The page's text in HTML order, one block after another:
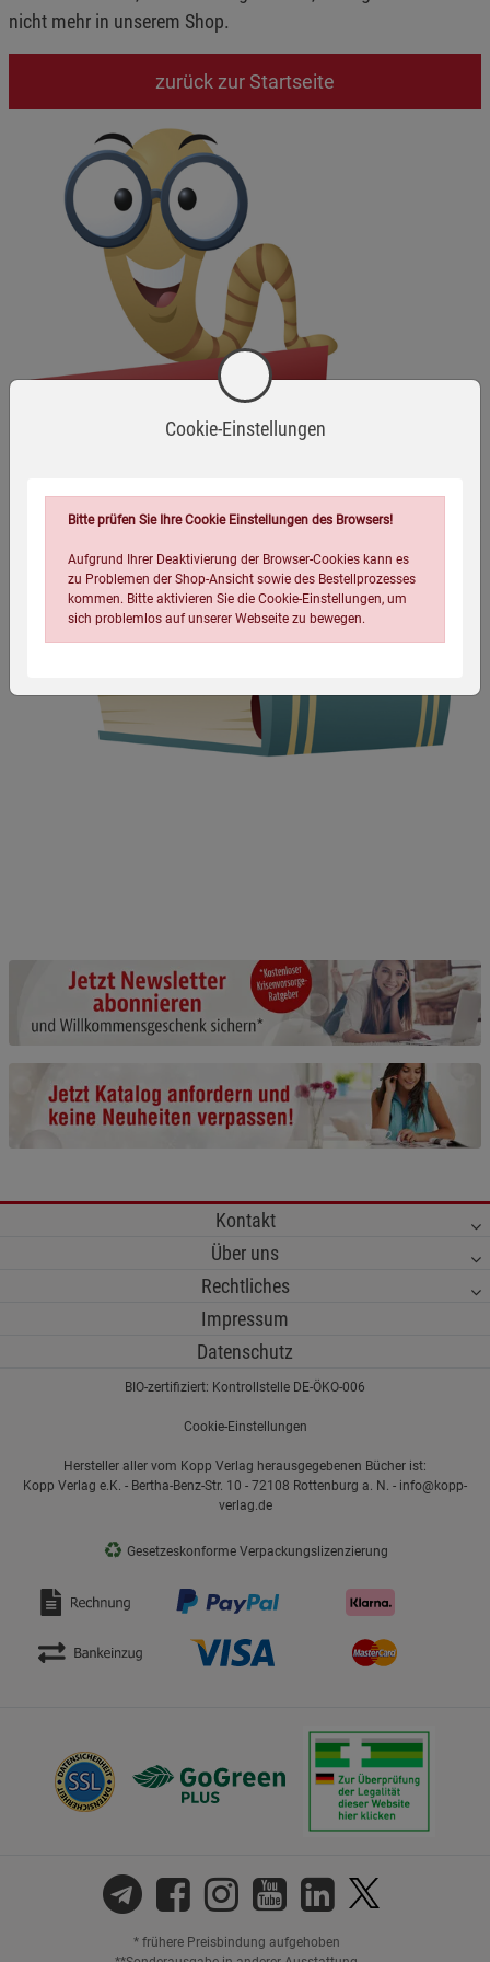
nicht mehr in unserem Shop.
zurück zur Startseite
Kontakt
Über uns
Rechtliches
Impressum
Datenschutz
BIO-zertifiziert: Kontrollstelle DE-ÖKO-006
Cookie-Einstellungen
Hersteller aller vom Kopp Verlag herausgegebenen Bücher ist:
Kopp Verlag e.K. - Bertha-Benz-Str. 10 - 72108 Rottenburg a. N. - info@kopp-
verlag.de
♻ Gesetzeskonforme Verpackungslizenzierung
* frühere Preisbindung aufgehoben
Cookie-Einstellungen
Bitte prüfen Sie Ihre Cookie Einstellungen des Browsers!
Aufgrund Ihrer Deaktivierung der Browser-Cookies kann es
zu Problemen der Shop-Ansicht sowie des Bestellprozesses
kommen. Bitte aktivieren Sie die Cookie-Einstellungen, um
sich problemlos auf unserer Webseite zu bewegen.
Beschreibung Notwendige Cookies
Cookie-Informationenanzeigen
Funktionale Cookies (1) Funktionale
Beschreibung Funktionale Cookies
anzeigen
Statistik Cookies (2) Statistik Cookies
Beschreibung Statistik Cookies
Cookie-Informationen
Marketing Cookies (3)
Datenschutzerklärung Impressum